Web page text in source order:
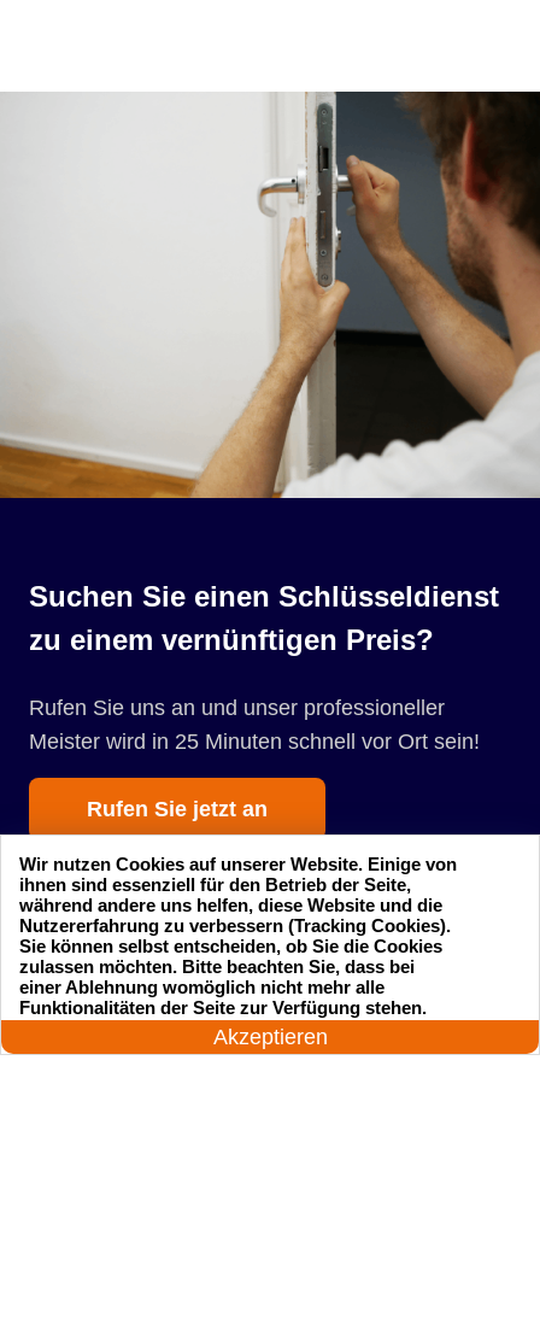
Suchen Sie einen Schlüsseldienst
zu einem vernünftigen Preis?
Rufen Sie uns an und unser professioneller
Meister wird in 25 Minuten schnell vor Ort sein!
Rufen Sie jetzt an
Startseite Einsatzgebiete
Preise
24 Stunden am Tag
Akzeptieren
Wir nutzen Cookies auf unserer Website. Einige von
ihnen sind essenziell für den Betrieb der Seite,
während andere uns helfen, diese Website und die
Nutzererfahrung zu verbessern (Tracking Cookies).
Sie können selbst entscheiden, ob Sie die Cookies
zulassen möchten. Bitte beachten Sie, dass bei
einer Ablehnung womöglich nicht mehr alle
Funktionalitäten der Seite zur Verfügung stehen.